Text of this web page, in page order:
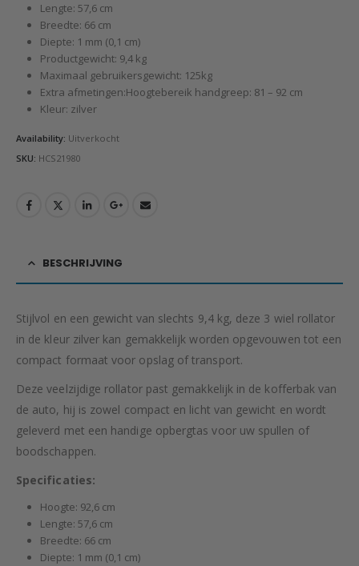
Lengte: 57,6 cm
Breedte: 66 cm
Diepte: 1 mm (0,1 cm)
Productgewicht: 9,4 kg
Maximaal gebruikersgewicht: 125kg
Extra afmetingen:Hoogtebereik handgreep: 81 – 92 cm
Kleur: zilver
Availability: Uitverkocht
SKU: HCS21980
BESCHRIJVING
Stijlvol en een gewicht van slechts 9,4 kg, deze 3 wiel rollator
in de kleur zilver kan gemakkelijk worden opgevouwen tot een
compact formaat voor opslag of transport.
Deze veelzijdige rollator past gemakkelijk in de kofferbak van
de auto, hij is zowel compact en licht van gewicht en wordt
geleverd met een handige opbergtas voor uw spullen of
boodschappen.
Specificaties:
Hoogte: 92,6 cm
Lengte: 57,6 cm
Breedte: 66 cm
Diepte: 1 mm (0,1 cm)